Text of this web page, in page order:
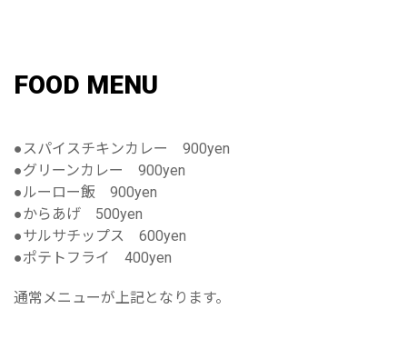
FOOD MENU
●スパイスチキンカレー 900yen
●グリーンカレー 900yen
●ルーロー飯 900yen
●からあげ 500yen
●サルサチップス 600yen
●ポテトフライ 400yen
通常メニューが上記となります。